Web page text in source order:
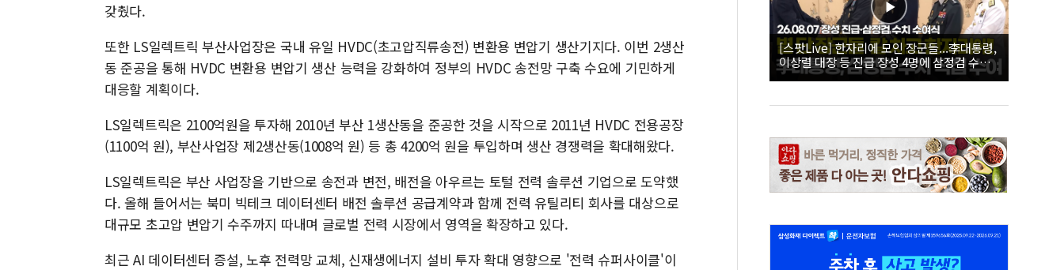
갖췄다.
또한 LS일렉트릭 부산사업장은 국내 유일 HVDC(초고압직류송전) 변환용 변압기 생산기지다. 이번 2생산
동 준공을 통해 HVDC 변환용 변압기 생산 능력을 강화하여 정부의 HVDC 송전망 구축 수요에 기민하게
대응할 계획이다.
LS일렉트릭은 2100억원을 투자해 2010년 부산 1생산동을 준공한 것을 시작으로 2011년 HVDC 전용공장
(1100억 원), 부산사업장 제2생산동(1008억 원) 등 총 4200억 원을 투입하며 생산 경쟁력을 확대해왔다.
LS일렉트릭은 부산 사업장을 기반으로 송전과 변전, 배전을 아우르는 토털 전력 솔루션 기업으로 도약했
다. 올해 들어서는 북미 빅테크 데이터센터 배전 솔루션 공급계약과 함께 전력 유틸리티 회사를 대상으로
대규모 초고압 변압기 수주까지 따내며 글로벌 전력 시장에서 영역을 확장하고 있다.
최근 AI 데이터센터 증설, 노후 전력망 교체, 신재생에너지 설비 투자 확대 영향으로 '전력 슈퍼사이클'이
[스팟Live] 한자리에 모인 장군들...李대통령,
이상렬 대장 등 진급 장성 4명에 삼정검 수치
직접 수여｜26.08.07 장성 진급·삼정검 수치